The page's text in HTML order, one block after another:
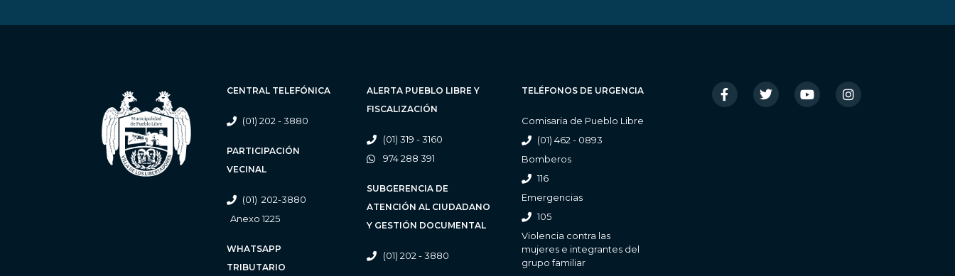
CENTRAL TELEFÓNICA
(01) 202 - 3880
PARTICIPACIÓN
VECINAL
(01) 202-3880
Anexo 1225
WHATSAPP
TRIBUTARIO
ALERTA PUEBLO LIBRE Y
FISCALIZACIÓN
(01) 319 - 3160
974 288 391
SUBGERENCIA DE
ATENCIÓN AL CIUDADANO
Y GESTIÓN DOCUMENTAL
(01) 202 - 3880
TELÉFONOS DE URGENCIA
Comisaria de Pueblo Libre
(01) 462 - 0893
Bomberos
116
Emergencias
105
Violencia contra las
mujeres e integrantes del
grupo familiar